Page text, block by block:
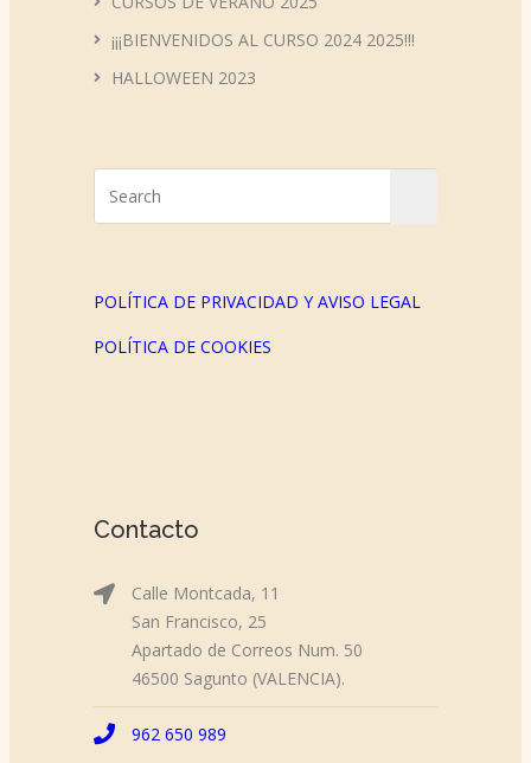
¡¡¡BIENVENIDOS AL CURSO 2024 2025!!!
HALLOWEEN 2023
POLÍTICA DE PRIVACIDAD Y AVISO LEGAL
POLÍTICA DE COOKIES
Contacto
Calle Montcada, 11
San Francisco, 25
Apartado de Correos Num. 50
46500 Sagunto (VALENCIA).
962 650 989